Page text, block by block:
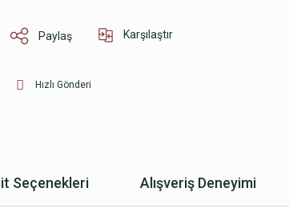
Paylaş Karşılaştır
Hızlı Gönderi
Seçenekleri Alışveriş Deneyimi